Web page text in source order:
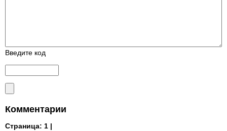
Введите код
Комментарии
Страница: 1 |